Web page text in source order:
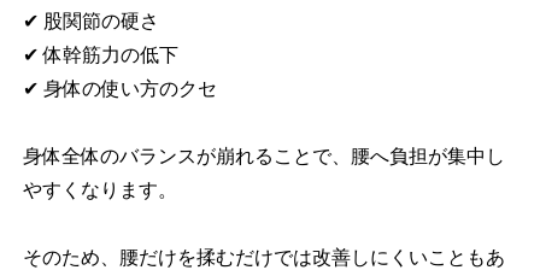
✔ 股関節の硬さ
✔ 体幹筋力の低下
✔ 身体の使い方のクセ
身体全体のバランスが崩れることで、腰へ負担が集中し
やすくなります。
そのため、腰だけを揉むだけでは改善しにくいこともあ